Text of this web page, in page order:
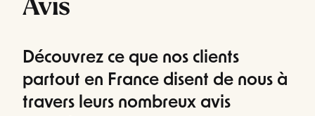
Avis
Découvrez ce que nos clients
partout en France disent de nous à
travers leurs nombreux avis